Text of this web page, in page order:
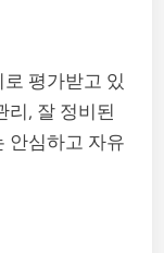
평가받고 있
리, 잘 정비된
안심하고 자유